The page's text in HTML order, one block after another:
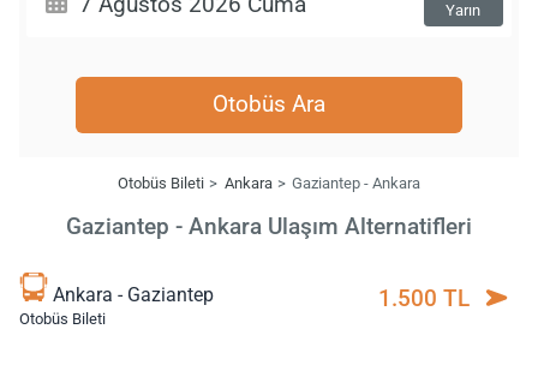
Yarın
Otobüs Ara
Otobüs Bileti Ankara Gaziantep - Ankara
Gaziantep - Ankara Ulaşım Alternatifleri
Ankara - Gaziantep
Otobüs Bileti
1.500 TL